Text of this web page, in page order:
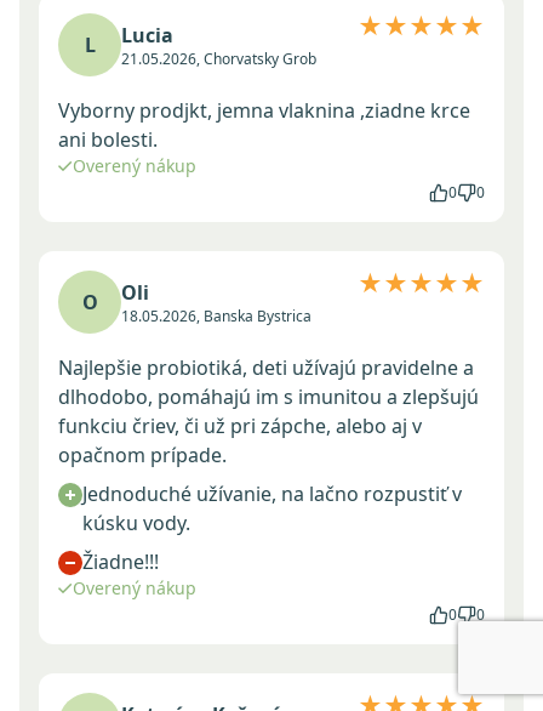
L Lucia
21.05.2026, Chorvatsky Grob
★★★★★
Vyborny prodjkt, jemna vlaknina ,ziadne krce
ani bolesti.
Overený nákup
0 0
O Oli
18.05.2026, Banska Bystrica
★★★★★
Najlepšie probiotiká, deti užívajú pravidelne a
dlhodobo, pomáhajú im s imunitou a zlepšujú
funkciu čriev, či už pri zápche, alebo aj v
opačnom prípade.
Jednoduché užívanie, na lačno rozpustiť v
kúsku vody.
Žiadne!!!
Overený nákup
0 0